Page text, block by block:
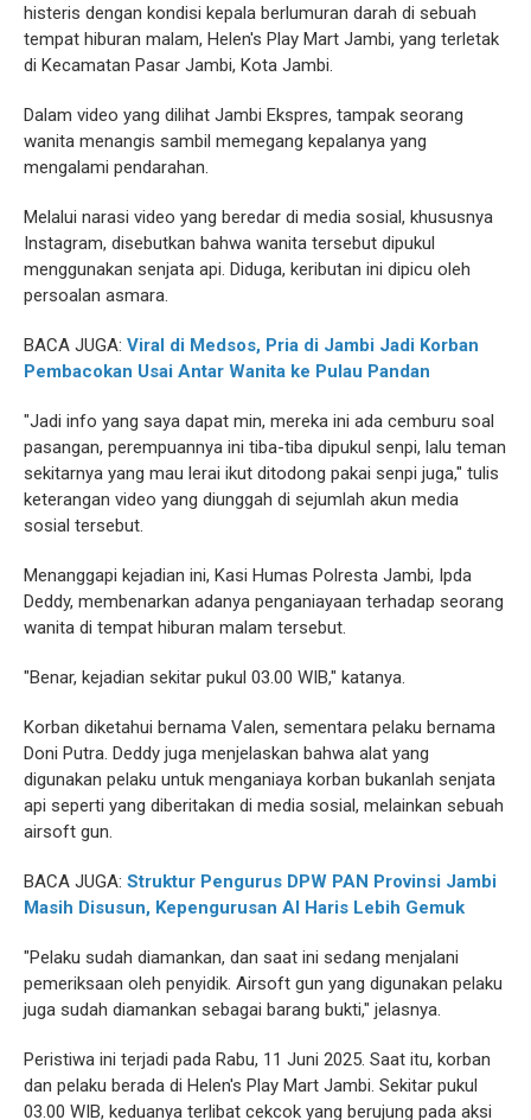
histeris dengan kondisi kepala berlumuran darah di sebuah
tempat hiburan malam, Helen's Play Mart Jambi, yang terletak
di Kecamatan Pasar Jambi, Kota Jambi.
Dalam video yang dilihat Jambi Ekspres, tampak seorang
wanita menangis sambil memegang kepalanya yang
mengalami pendarahan.
Melalui narasi video yang beredar di media sosial, khususnya
Instagram, disebutkan bahwa wanita tersebut dipukul
menggunakan senjata api. Diduga, keributan ini dipicu oleh
persoalan asmara.
BACA JUGA: Viral di Medsos, Pria di Jambi Jadi Korban
Pembacokan Usai Antar Wanita ke Pulau Pandan
"Jadi info yang saya dapat min, mereka ini ada cemburu soal
pasangan, perempuannya ini tiba-tiba dipukul senpi, lalu teman
sekitarnya yang mau lerai ikut ditodong pakai senpi juga," tulis
keterangan video yang diunggah di sejumlah akun media
sosial tersebut.
Menanggapi kejadian ini, Kasi Humas Polresta Jambi, Ipda
Deddy, membenarkan adanya penganiayaan terhadap seorang
wanita di tempat hiburan malam tersebut.
"Benar, kejadian sekitar pukul 03.00 WIB," katanya.
Korban diketahui bernama Valen, sementara pelaku bernama
Doni Putra. Deddy juga menjelaskan bahwa alat yang
digunakan pelaku untuk menganiaya korban bukanlah senjata
api seperti yang diberitakan di media sosial, melainkan sebuah
airsoft gun.
BACA JUGA: Struktur Pengurus DPW PAN Provinsi Jambi
Masih Disusun, Kepengurusan Al Haris Lebih Gemuk
"Pelaku sudah diamankan, dan saat ini sedang menjalani
pemeriksaan oleh penyidik. Airsoft gun yang digunakan pelaku
juga sudah diamankan sebagai barang bukti," jelasnya.
Peristiwa ini terjadi pada Rabu, 11 Juni 2025. Saat itu, korban
dan pelaku berada di Helen's Play Mart Jambi. Sekitar pukul
03.00 WIB, keduanya terlibat cekcok yang berujung pada aksi